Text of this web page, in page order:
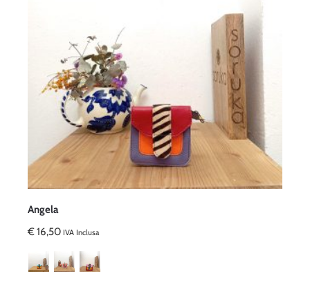
Angela
€16,50 IVA Inclusa